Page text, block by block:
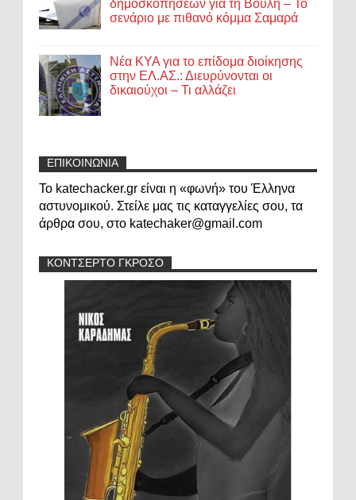
δημοσκοπήσεων για τη Βουλή – Το
σενάριο με πιθανό κόμμα Σαμαρά
Νέα ΚΥΑ για το επίδομα διοίκησης
στην ΕΛ.ΑΣ.: Διευρύνονται οι
δικαιούχοι – Τι αλλάζει
ΕΠΙΚΟΙΝΩΝΙΑ
Το katechacker.gr είναι η «φωνή» του Έλληνα
αστυνομικού. Στείλε μας τις καταγγελίες σου, τα
άρθρα σου, στο katechaker@gmail.com
ΚΟΝΤΣΕΡΤΟ ΓΚΡΟΣΟ